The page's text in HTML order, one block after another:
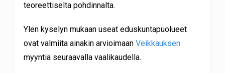
teoreettiselta pohdinnalta.
Ylen kyselyn mukaan useat eduskuntapuolueet
ovat valmiita ainakin arvioimaan Veikkauksen
myyntiä seuraavalla vaalikaudella.